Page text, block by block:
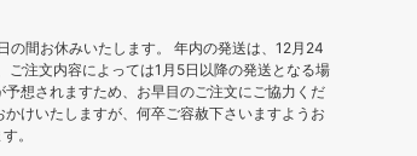
の間お休みいたします。 年内の発送は、12月24
注文内容によっては1月5日以降の発送となる場
想されますため、お早目のご注文にご協力くだ
けいたしますが、何卒ご容赦下さいますようお
。